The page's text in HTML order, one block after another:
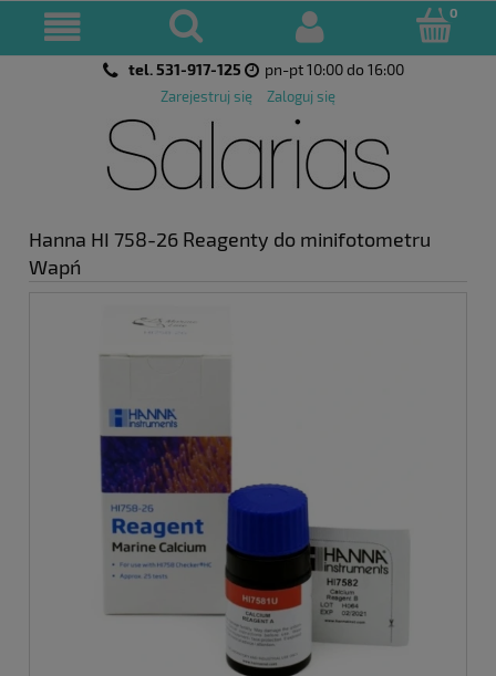
tel. 531-917-125 pn-pt 10:00 do 16:00
Zarejestruj się Zaloguj się
Hanna HI 758-26 Reagenty do minifotometru
Wapń